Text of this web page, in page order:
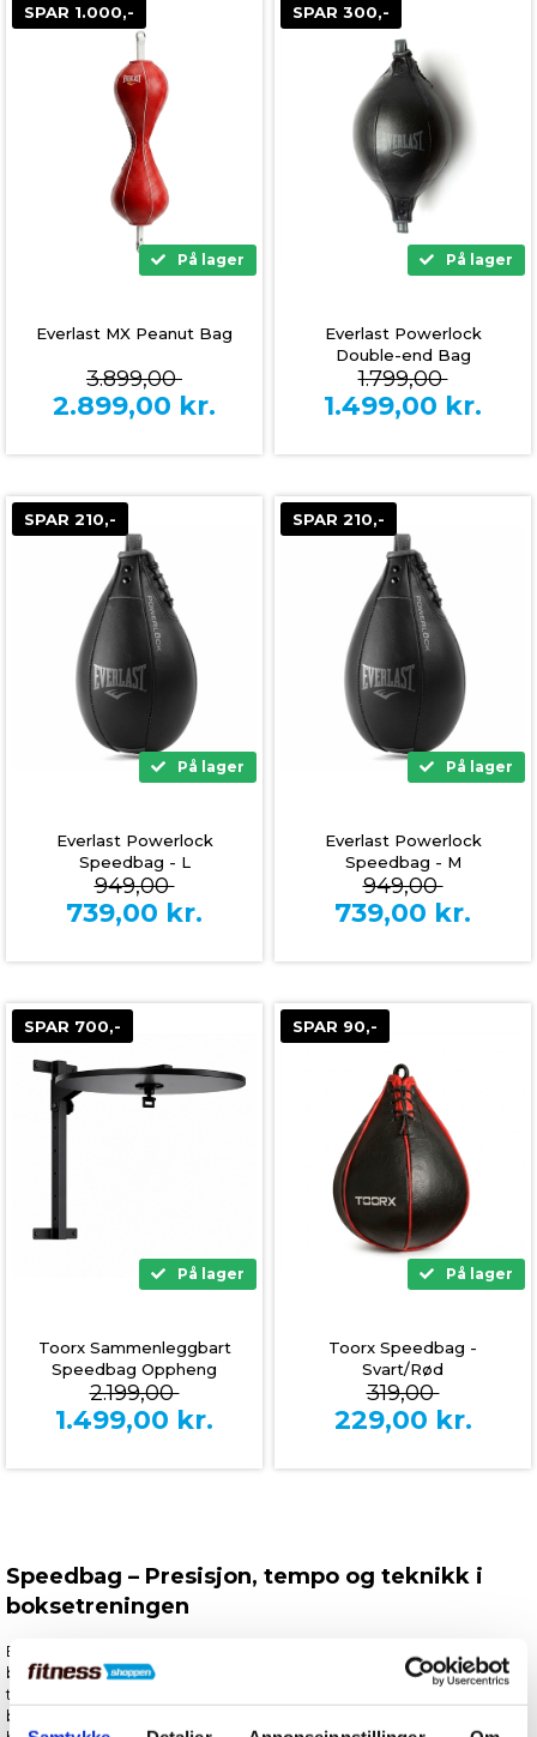
SPAR 1.000,-
På lager
Everlast MX Peanut Bag
3.899,00
2.899,00 kr.
SPAR 300,-
På lager
Everlast Powerlock
Double-end Bag
1.799,00
1.499,00 kr.
SPAR 210,-
På lager
Everlast Powerlock
Speedbag - L
949,00
739,00 kr.
SPAR 210,-
På lager
Everlast Powerlock
Speedbag - M
949,00
739,00 kr.
SPAR 700,-
På lager
Toorx Sammenleggbart
Speedbag Oppheng
2.199,00
1.499,00 kr.
SPAR 90,-
På lager
Toorx Speedbag -
Svart/Rød
319,00
229,00 kr.
Speedbag – Presisjon, tempo og teknikk i
boksetreningen
En
boksing. Den brukes ikke til rå slagkraft, men til å bygge det
tekniske fundamentet som skiller gode boksere fra fremragende
boksere. Med en speedbag trener du timing, rytme, hurtighet og